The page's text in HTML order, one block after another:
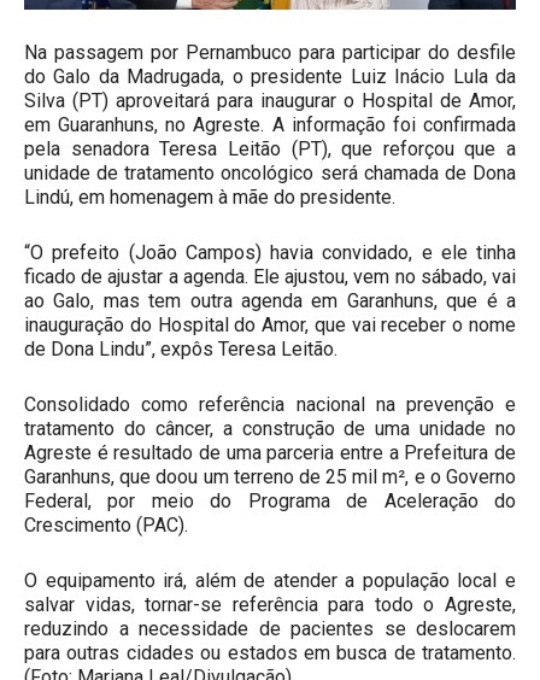
Na passagem por Pernambuco para participar do desfile
do Galo da Madrugada, o presidente Luiz Inácio Lula da
Silva (PT) aproveitará para inaugurar o Hospital de Amor,
em Guaranhuns, no Agreste. A informação foi confirmada
pela senadora Teresa Leitão (PT), que reforçou que a
unidade de tratamento oncológico será chamada de Dona
Lindú, em homenagem à mãe do presidente.
“O prefeito (João Campos) havia convidado, e ele tinha
ficado de ajustar a agenda. Ele ajustou, vem no sábado, vai
ao Galo, mas tem outra agenda em Garanhuns, que é a
inauguração do Hospital do Amor, que vai receber o nome
de Dona Lindu”, expôs Teresa Leitão.
Consolidado como referência nacional na prevenção e
tratamento do câncer, a construção de uma unidade no
Agreste é resultado de uma parceria entre a Prefeitura de
Garanhuns, que doou um terreno de 25 mil m², e o Governo
Federal, por meio do Programa de Aceleração do
Crescimento (PAC).
O equipamento irá, além de atender a população local e
salvar vidas, tornar-se referência para todo o Agreste,
reduzindo a necessidade de pacientes se deslocarem
para outras cidades ou estados em busca de tratamento.